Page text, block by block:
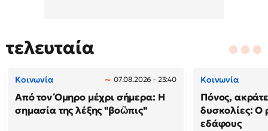
τελευταία
Κοινωνία 07.08.2026 - 23:40
Από τον Όμηρο μέχρι σήμερα: Η
σημασία της λέξης "βοῶπις"
Κοινωνία
Πόνος,
δυσκολίες: Ο
εδάφους